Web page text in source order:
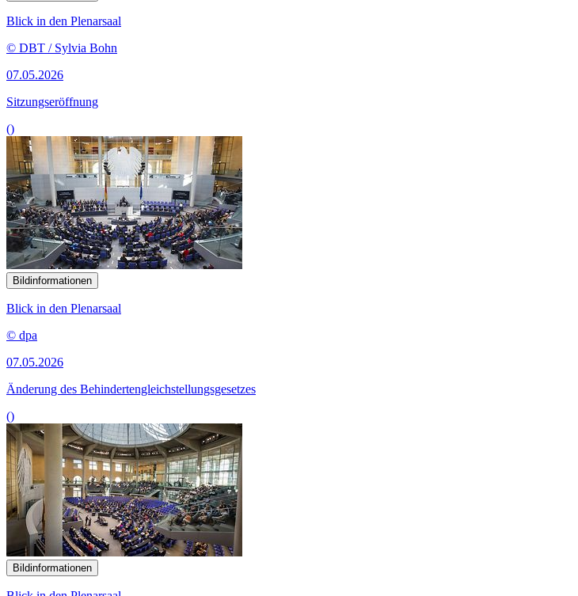
Blick in den Plenarsaal
© DBT / Sylvia Bohn
07.05.2026
Sitzungseröffnung
()
Bildinformationen
Blick in den Plenarsaal
© dpa
07.05.2026
Änderung des Behindertengleichstellungsgesetzes
()
Bildinformationen